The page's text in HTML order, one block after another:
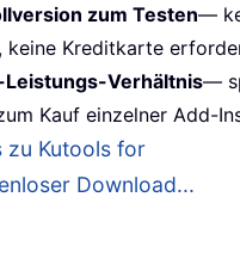
zum Testen—
keine Kreditkarte
Leistungs-Verhältnis—
Kauf einzelner Add-
zu Kutools for
Download...